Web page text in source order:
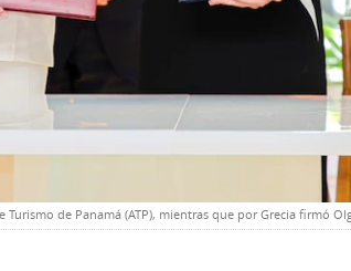
de Panamá (ATP), mientras que por Grecia firmó